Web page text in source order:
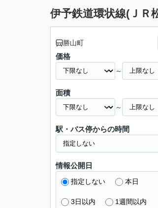
伊予鉄道環状線(ＪＲ
勝山町
価格
～
面積
～
駅・バス停からの時間
情報公開日
指定しない 本日
3日以内 1週間以内